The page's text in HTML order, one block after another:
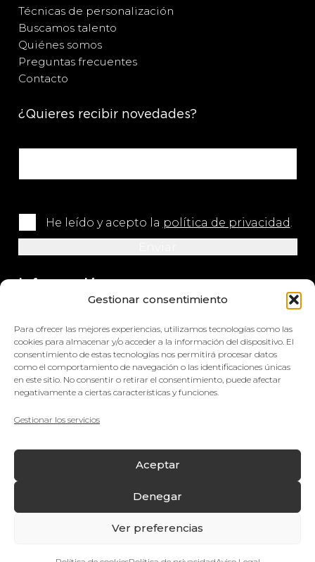
Gestionar consentimiento
Para ofrecer las mejores experiencias, utilizamos tecnologías como las
cookies para almacenar y/o acceder a la información del dispositivo. El
consentimiento de estas tecnologías nos permitirá procesar datos
como el comportamiento de navegación o las identificaciones únicas
en este sitio. No consentir o retirar el consentimiento, puede afectar
negativamente a ciertas características y funciones.
Gestionar los servicios
Aceptar
Denegar
Ver preferencias
Técnicas de personalización
Buscamos talento
Quiénes somos
Preguntas frecuentes
Contacto
¿Quieres recibir novedades?
He leído y acepto la política de privacidad.
Información
info@impretex.com
Síguenos en redes sociales
Política de cookies